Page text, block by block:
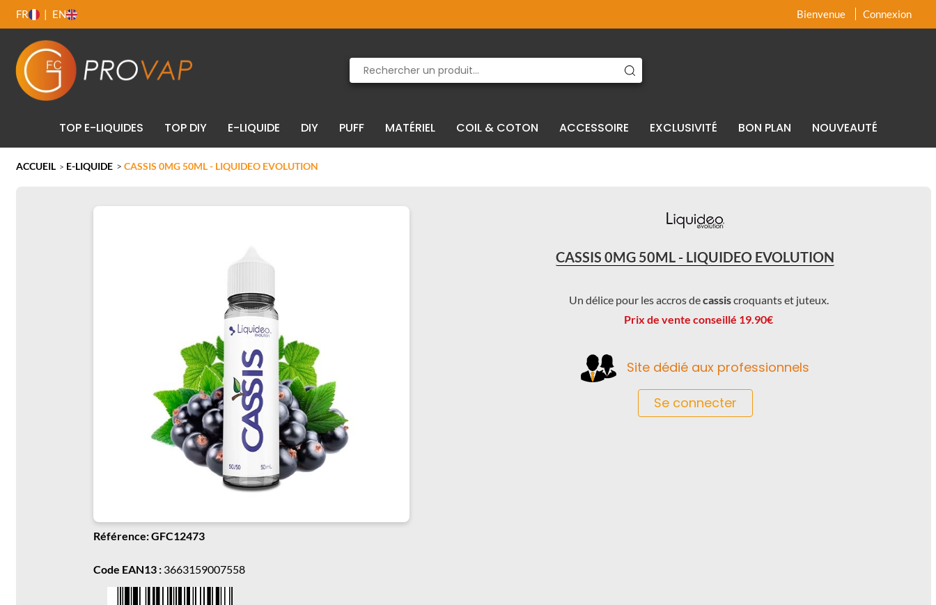
FR EN Bienvenue Connexion
TOP E-LIQUIDES TOP DIY E-LIQUIDE DIY PUFF MATÉRIEL COIL & COTON ACCESSOIRE EXCLUSIVITÉ BON PLAN NOUVEAUTÉ
ACCUEIL > E-LIQUIDE > CASSIS 0MG 50ML - LIQUIDEO EVOLUTION
Référence: GFC12473
Code EAN13 : 3663159007558
CASSIS 0MG 50ML - LIQUIDEO EVOLUTION
Un délice pour les accros decassiscroquants et juteux.
Prix de vente conseillé 19.90€
Site dédié aux professionnels
Se connecter
xx